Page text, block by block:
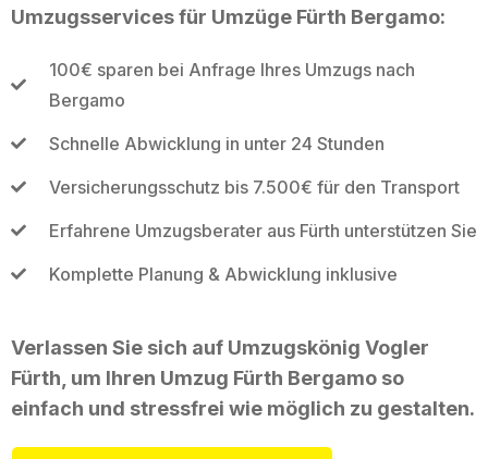
Umzugsservices für Umzüge Fürth Bergamo:
100€ sparen bei Anfrage Ihres Umzugs nach
Bergamo
Schnelle Abwicklung in unter 24 Stunden
Versicherungsschutz bis 7.500€ für den Transport
Erfahrene Umzugsberater aus Fürth unterstützen Sie
Komplette Planung & Abwicklung inklusive
Verlassen Sie sich auf Umzugskönig Vogler
Fürth, um Ihren Umzug Fürth Bergamo so
einfach und stressfrei wie möglich zu gestalten.